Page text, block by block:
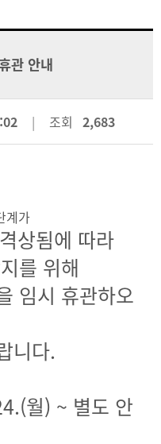
관 안내
조회 2,683
계가
상됨에 따라
를 위해
임시 휴관하오
니다.
월) ~ 별도 안